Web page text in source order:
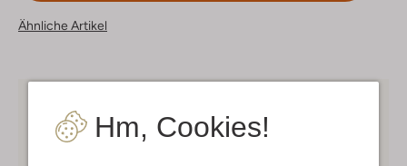
Hm, Cookies!
Ähnliche Artikel
Kostenloser Versand
Mitglieder in Deutschland